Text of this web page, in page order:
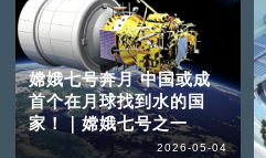
嫦娥七号奔月 中国或成
首个在月球找到水的国
家！｜嫦娥七号之一
2026-05-04